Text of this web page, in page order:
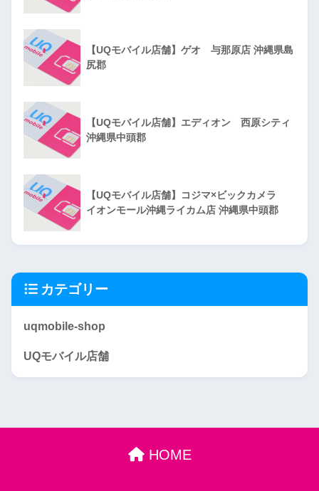
【UQモバイル店舗】ゲオ 与那原店 沖縄県島
尻郡
【UQモバイル店舗】エディオン 西原シティ
沖縄県中頭郡
【UQモバイル店舗】コジマ×ビックカメラ
イオンモール沖縄ライカム店 沖縄県中頭郡
カテゴリー
uqmobile-shop
UQモバイル店舗
HOME